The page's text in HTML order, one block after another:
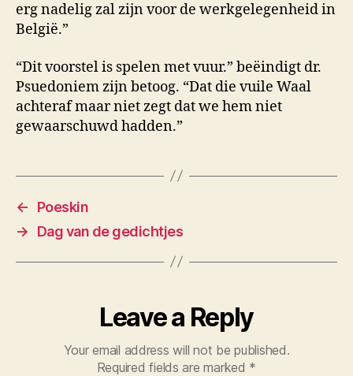
erg nadelig zal zijn voor de werkgelegenheid in
België.”
“Dit voorstel is spelen met vuur.” beëindigt dr.
Psuedoniem zijn betoog. “Dat die vuile Waal
achteraf maar niet zegt dat we hem niet
gewaarschuwd hadden.”
←
Poeskin
→
Dag van de gedichtjes
Leave a Reply
Your email address will not be published.
Required fields are marked *